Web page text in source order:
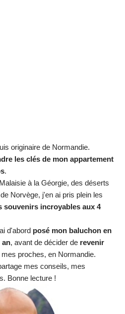
originaire de Normandie.
les clés de mon appartement
.
à la Géorgie, des déserts
Norvège, j'en ai pris plein les
souvenirs incroyables aux 4
d'abord posé mon baluchon en
an, avant de décider de revenir
proches, en Normandie.
mes conseils, mes
Bonne lecture !